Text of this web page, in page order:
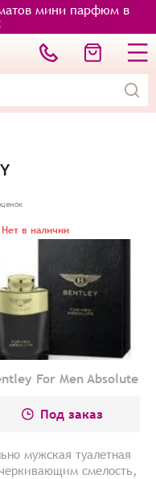
мини парфюм в
Нет в наличии
For Men Absolute
Под заказ
мужская туалетная
смелость,